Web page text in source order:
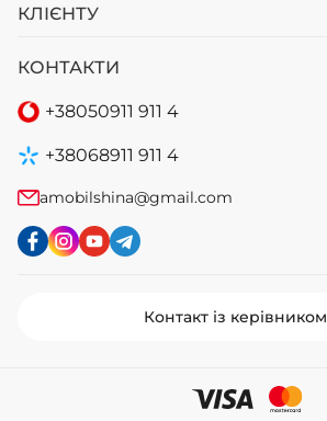
КЛІЄНТУ
КОНТАКТИ
+38050911 911 4
+38068911 911 4
amobilshina@gmail.com
Контакт із керівником